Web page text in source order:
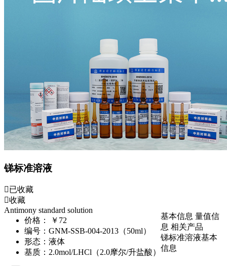
锑标准溶液
已收藏
收藏
Antimony standard solution
价格：
￥72
编号： GNM-SSB-004-2013（50ml）
形态： 液体
基质： 2.0mol/LHCl（2.0摩尔/升盐酸）
基本信息 量值信
息 相关产品
锑标准溶液基本
信息